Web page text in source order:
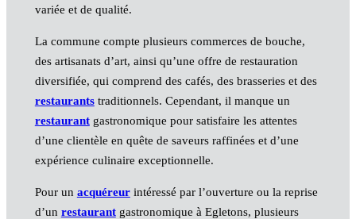
variée et de qualité.
La commune compte plusieurs commerces de bouche,
des artisanats d’art, ainsi qu’une offre de restauration
diversifiée, qui comprend des cafés, des brasseries et des
restaurantstraditionnels. Cependant, il manque un
restaurantgastronomique pour satisfaire les attentes
d’une clientèle en quête de saveurs raffinées et d’une
expérience culinaire exceptionnelle.
Pour un acquéreurintéressé par l’ouverture ou la reprise
d’un restaurantgastronomique à Egletons, plusieurs